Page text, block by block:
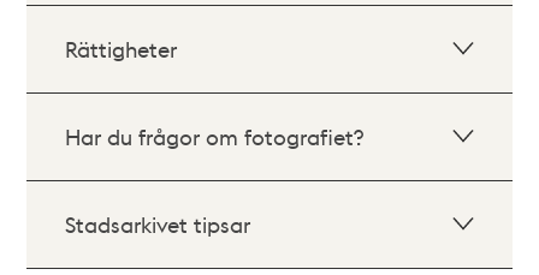
Rättigheter
Har du frågor om fotografiet?
Stadsarkivet tipsar